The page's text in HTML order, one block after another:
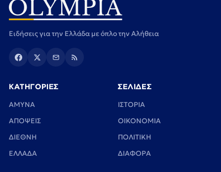
Ειδήσεις για την Ελλάδα με όπλο την Αλήθεια
ΚΑΤΗΓΟΡΙΕΣ
ΑΜΥΝΑ
ΑΠΟΨΕΙΣ
ΔΙΕΘΝΗ
ΕΛΛΑΔΑ
ΣΕΛΙΔΕΣ
ΙΣΤΟΡΙΑ
ΟΙΚΟΝΟΜΙΑ
ΠΟΛΙΤΙΚΗ
ΔΙΑΦΟΡΑ